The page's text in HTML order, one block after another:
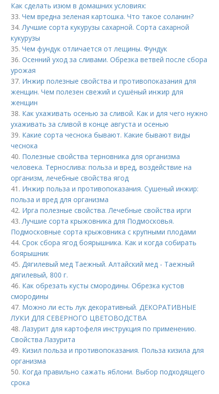
Как сделать изюм в домашних условиях:
33.Чем вредна зеленая картошка. Что такое соланин?
34.Лучшие сорта кукурузы сахарной. Сорта сахарной
кукурузы
35.Чем фундук отличается от лещины. Фундук
36.Осенний уход за сливами. Обрезка ветвей после сбора
урожая
37. Инжир полезные свойства и противопоказания для
женщин. Чем полезен свежий и сушёный инжир для
женщин
38. Как ухаживать осенью за сливой. Как и для чего нужно
ухаживать за сливой в конце августа и осенью
39. Какие сорта чеснока бывают. Какие бывают виды
чеснока
40. Полезные свойства терновника для организма
человека. Тернослива: польза и вред, воздействие на
организм, лечебные свойства ягод
41. Инжир польза и противопоказания. Сушеный инжир:
польза и вред для организма
42. Ирга полезные свойства. Лечебные свойства ирги
43.Лучшие сорта крыжовника для Подмосковья.
Подмосковные сорта крыжовника с крупными плодами
44.Срок сбора ягод боярышника. Как и когда собирать
боярышник
45.Дягилевый мед Таежный. Алтайский мед - Таежный
дягилевый, 800 г.
46. Как обрезать кусты смородины. Обрезка кустов
смородины
47. Можно ли есть лук декоративный. ДЕКОРАТИВНЫЕ
ЛУКИ ДЛЯ СЕВЕРНОГО ЦВЕТОВОДСТВА
48.Лазурит для картофеля инструкция по применению.
Свойства Лазурита
49. Кизил польза и противопоказания. Польза кизила для
организма
50. Когда правильно сажать яблони. Выбор подходящего
срока